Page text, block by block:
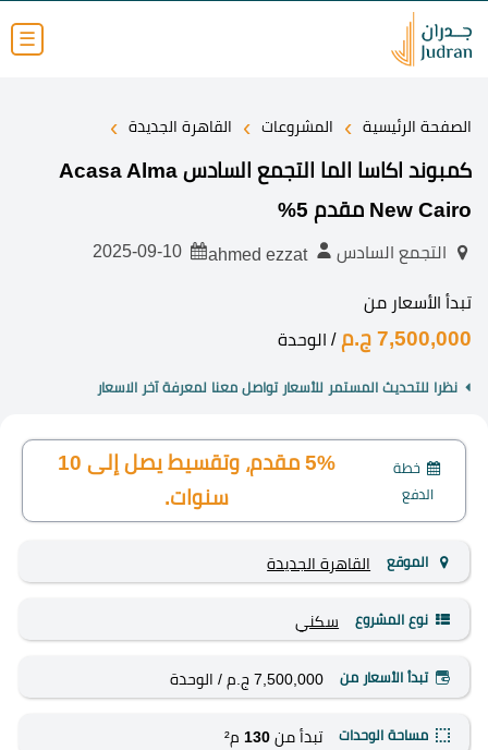
☰
الصفحة الرئيسية › المشروعات › القاهرة الجديدة ›
كمبوند اكاسا الما التجمع السادس Acasa Alma
New Cairo مقدم 5%
التجمع السادس ahmed ezzat
تبدأ الأسعار من
7,500,000 ج.م / الوحدة
نظرا للتحديث المستمر للأسعار تواصل معنا لمعرفة آخر الاسعار
خطة
الدفع
5% مقدم، وتقسيط يصل إلى 10
سنوات.
الموقع القاهرة الجديدة
نوع المشروع سكني
تبدأ الأسعار من 7,500,000 ج.م / الوحدة
مساحة الوحدات تبدأ من 130 م²